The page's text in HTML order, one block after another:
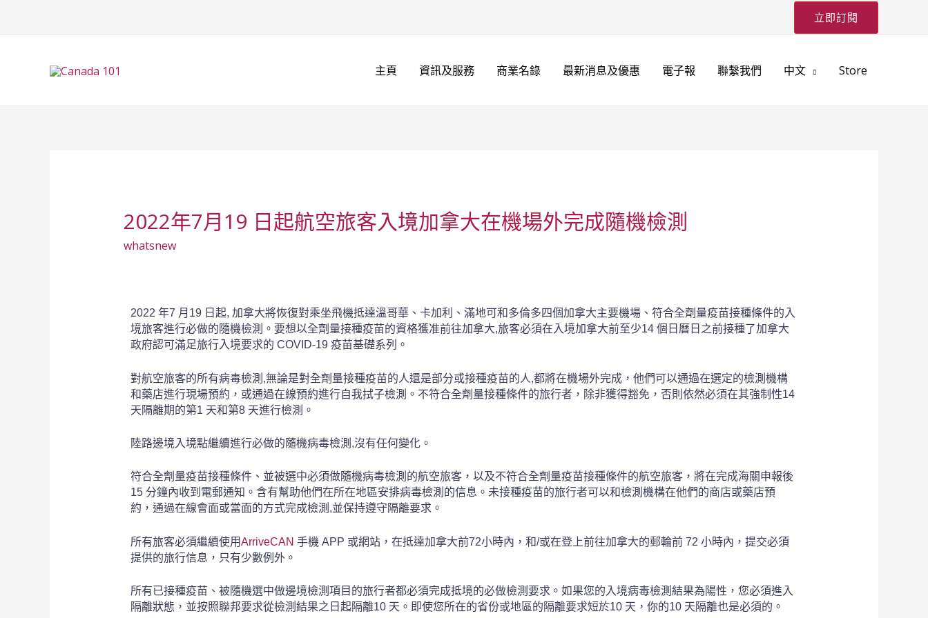
立即訂閱
主頁 資訊及服務 商業名錄 最新消息及優惠 電子報 聯繫我們 中文 Store
2022年7月19 日起航空旅客入境加拿大在機場外完成隨機檢測
whatsnew
2022 年7 月19 日起, 加拿大將恢復對乘坐飛機抵達溫哥華、卡加利、滿地可和多倫多四個加拿大主要機場、符合全劑量疫苗接種條件的入
境旅客進行必做的隨機檢測。要想以全劑量接種疫苗的資格獲准前往加拿大,旅客必須在入境加拿大前至少14 個日曆日之前接種了加拿大
政府認可滿足旅行入境要求的 COVID-19 疫苗基礎系列。
對航空旅客的所有病毒檢測,無論是對全劑量接種疫苗的人還是部分或接種疫苗的人,都將在機場外完成， 他們可以通過在選定的檢測機構
和藥店進行現場預約 ， 或通過在線預約進行自我拭子檢測。不符合全劑量接種條件的旅行者， 除非獲得豁免， 否則依然必須在其強制性14
天隔離期的第1 天和第8 天進行檢測。
陸路邊境入境點繼續進行必做的隨機病毒檢測,沒有任何變化。
符合全劑量疫苗接種條件、並被選中必須做隨機病毒檢測的航空旅客， 以及不符合全劑量疫苗接種條件的航空旅客， 將在完成海關申報後
15 分鐘內收到電郵通知。含有幫助他們在所在地區安排病毒檢測的信息。未接種疫苗的旅行者可以和檢測機構在他們的商店或藥店預
約 ， 通過在線會面或當面的方式完成檢測,並保持遵守隔離要求。
所有旅客必須繼續使用ArriveCAN 手機 APP 或網站， 在抵達加拿大前72小時內 ， 和/或在登上前往加拿大的郵輪前 72 小時內，提交必須
提供的旅行信息 ， 只有少數例外。
所有已接種疫苗、被隨機選中做邊境檢測項目的旅行者都必須完成抵境的必做檢測要求。如果您的入境病毒檢測結果為陽性 ， 您必須進入
隔離狀態 ， 並按照聯邦要求從檢測結果之日起隔離10 天。即使您所在的省份或地區的隔離要求短於10 天 ， 你的10 天隔離也是必須的。